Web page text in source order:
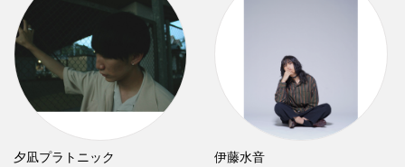
夕凪プラトニック 伊藤水音